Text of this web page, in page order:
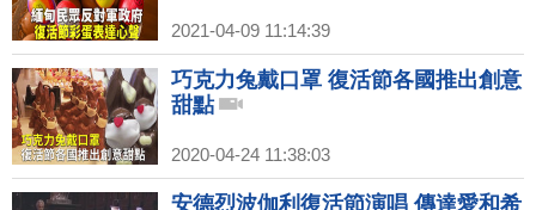
2021-04-09 11:14:39
巧克力兔戴口罩 復活節各國推出創意
甜點
2020-04-24 11:38:03
安德烈波伽利復活節演唱 傳達愛和希